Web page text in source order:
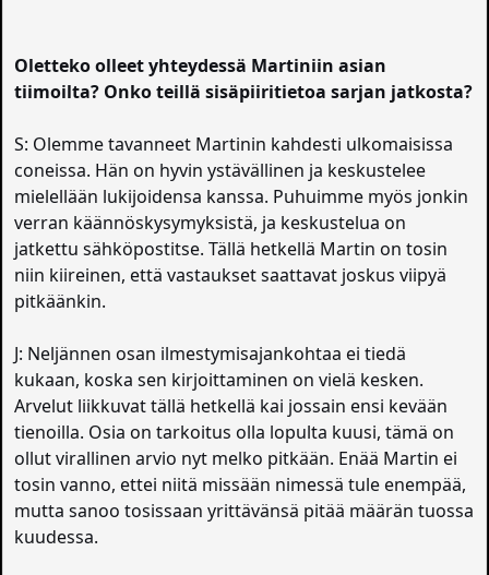
Oletteko olleet yhteydessä Martiniin asian
tiimoilta? Onko teillä sisäpiiritietoa sarjan jatkosta?
S: Olemme tavanneet Martinin kahdesti ulkomaisissa
coneissa. Hän on hyvin ystävällinen ja keskustelee
mielellään lukijoidensa kanssa. Puhuimme myös jonkin
verran käännöskysymyksistä, ja keskustelua on
jatkettu sähköpostitse. Tällä hetkellä Martin on tosin
niin kiireinen, että vastaukset saattavat joskus viipyä
pitkäänkin.
J: Neljännen osan ilmestymisajankohtaa ei tiedä
kukaan, koska sen kirjoittaminen on vielä kesken.
Arvelut liikkuvat tällä hetkellä kai jossain ensi kevään
tienoilla. Osia on tarkoitus olla lopulta kuusi, tämä on
ollut virallinen arvio nyt melko pitkään. Enää Martin ei
tosin vanno, ettei niitä missään nimessä tule enempää,
mutta sanoo tosissaan yrittävänsä pitää määrän tuossa
kuudessa.